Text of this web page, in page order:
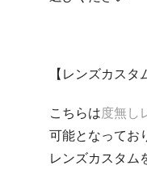
【レンズカスタ
こちらは度無し
可能となってお
レンズカスタム